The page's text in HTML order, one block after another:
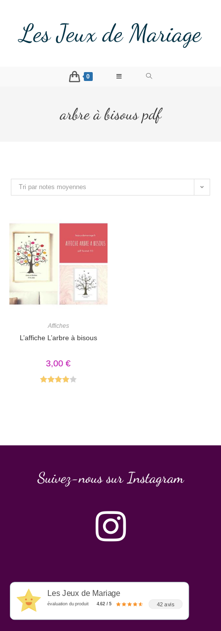
Les Jeux de Mariage
0
arbre à bisous pdf
Tri par notes moyennes
Affiches
L’affiche L’arbre à bisous
3,00€
Suivez-nous sur Instagram
Les Jeux de Mariage
évaluation du produit 4.62 / 5 42 avis